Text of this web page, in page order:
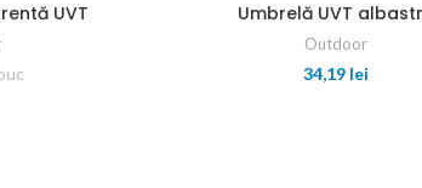
UVT Umbrelă UVT
Outdoor
34,19 lei